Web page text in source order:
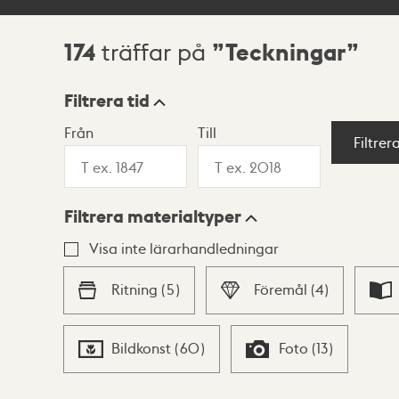
Sökresultat
174 träffar på Teckningar
Visningsläge
Lista Karta
Filtrera tid
Från Till
Filtrera materialtyper
Visa inte lärarhandledningar
Ritning (5) Föremål (4)
Bildkonst (60) Foto (13)